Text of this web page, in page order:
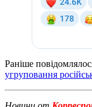
Раніше
угруповання